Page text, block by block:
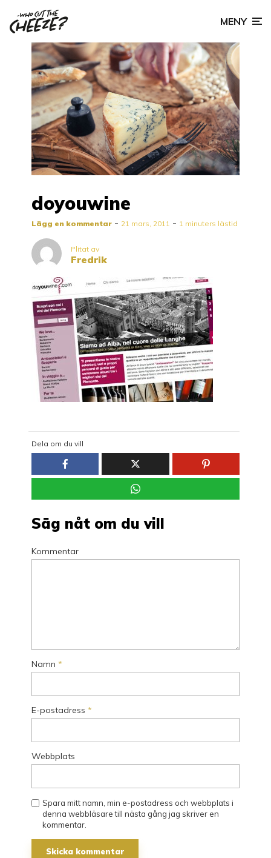
MENY
doyouwine
Lägg en kommentar 21 mars, 2011 1 minuters lästid
Plitat av
Fredrik
Dela om du vill
Säg nåt om du vill
Kommentar
Namn *
E-postadress *
Webbplats
Spara mitt namn, min e-postadress och webbplats i
denna webbläsare till nästa gång jag skriver en
kommentar.